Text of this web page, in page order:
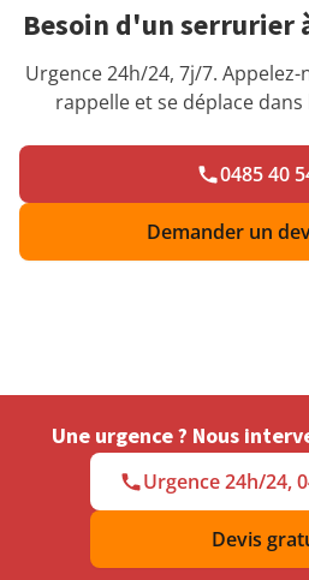
Besoin d'un serrurier
Urgence 24h/24, 7j/7.
rappelle et se déplace
0485 40
Demander un
Une urgence ? Nous
Urgence 24h/24,
Devis